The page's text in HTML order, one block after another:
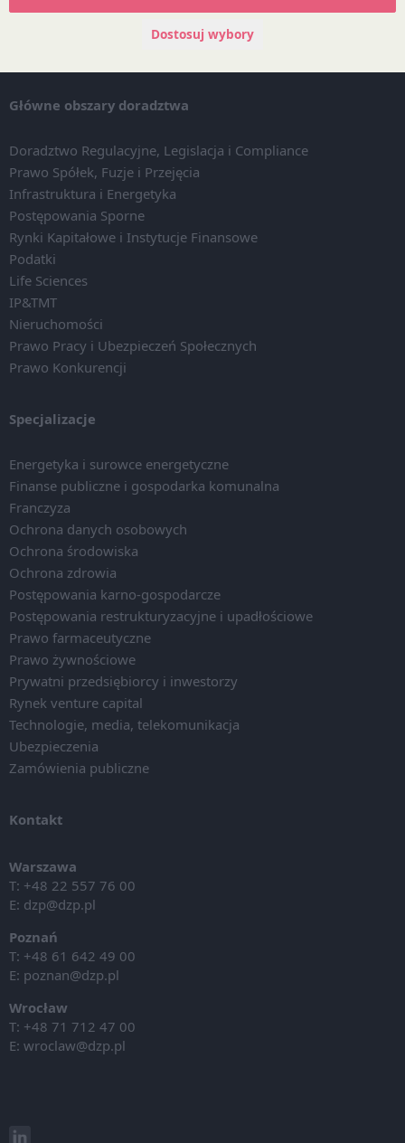
Alerty prawne
Główne obszary doradztwa
Doradztwo Regulacyjne, Legislacja i Compliance
Prawo Spółek, Fuzje i Przejęcia
Infrastruktura i Energetyka
Postępowania Sporne
Rynki Kapitałowe i Instytucje Finansowe
Podatki
Life Sciences
IP&TMT
Nieruchomości
Prawo Pracy i Ubezpieczeń Społecznych
Prawo Konkurencji
Specjalizacje
Energetyka i surowce energetyczne
Finanse publiczne i gospodarka komunalna
Franczyza
Ochrona danych osobowych
Ochrona środowiska
Ochrona zdrowia
Postępowania karno-gospodarcze
Postępowania restrukturyzacyjne i upadłościowe
Prawo farmaceutyczne
Prawo żywnościowe
Prywatni przedsiębiorcy i inwestorzy
Rynek venture capital
Technologie, media, telekomunikacja
Ubezpieczenia
Zamówienia publiczne
Kontakt
Warszawa
T: +48 22 557 76 00
E: dzp@dzp.pl
Poznań
T: +48 61 642 49 00
E: poznan@dzp.pl
Wrocław
T: +48 71 712 47 00
E: wroclaw@dzp.pl
Dostosuj wybory